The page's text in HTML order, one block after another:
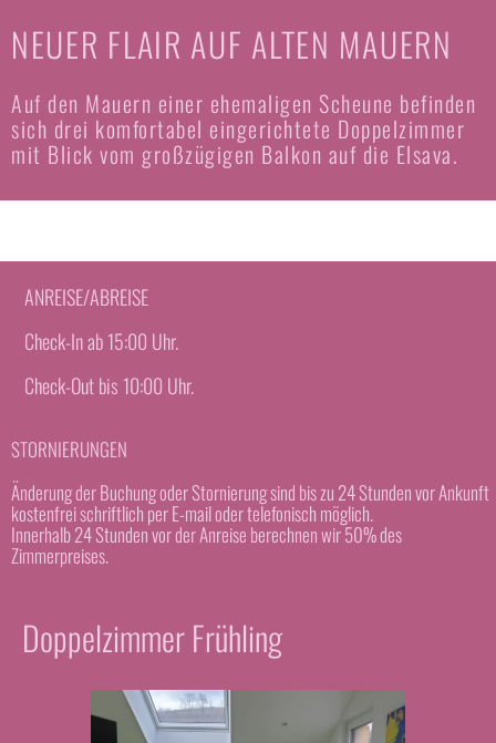
NEUER FLAIR AUF ALTEN MAUERN
Auf den Mauern einer ehemaligen Scheune befinden
sich drei komfortabel eingerichtete Doppelzimmer
mit Blick vom großzügigen Balkon auf die Elsava.
Doppelzimmer Frühling
ANREISE/ABREISE
Check-In ab 15:00 Uhr.
Check-Out bis 10:00 Uhr.
STORNIERUNGEN
Änderung der Buchung oder Stornierung sind bis zu 24 Stunden vor Ankunft
kostenfrei schriftlich per E-mail oder telefonisch möglich.
Innerhalb 24 Stunden vor der Anreise berechnen wir 50% des
Zimmerpreises.